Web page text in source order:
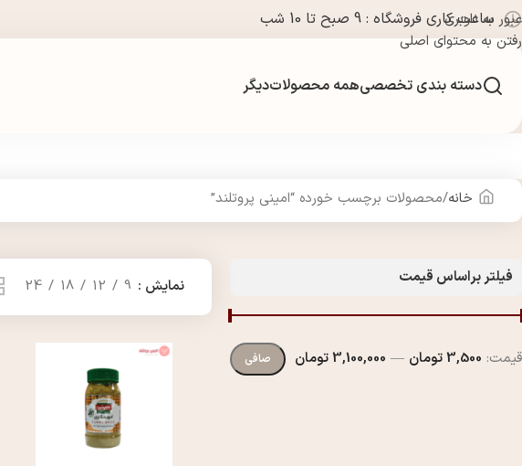
عبور به ناوبری
رفتن به محتوای اصلی
ساعت کاری فروشگاه : 9 صبح تا 10 شب
دسته بندی تخصصیهمه محصولاتدیگر
خانه محصولات برچسب خورده “امینی پروتلند”
فیلتر براساس قیمت
صافی قيمت: 3,500 تومان — 3,100,000 تومان
نمایش 9
12
18
24